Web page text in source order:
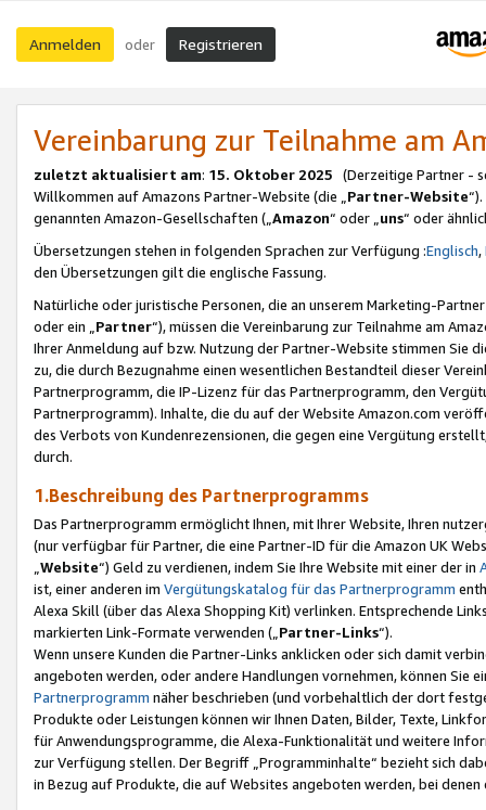
Anmelden oder Registrieren
Vereinbarung zur Teilnahme am
zuletzt aktualisiert am: 15. Oktober 2025 (Derzeitige Partner -
Willkommen auf Amazons Partner-Website (die „Partner-Website
genannten Amazon-Gesellschaften („Amazon“ oder „uns“ oder
Übersetzungen stehen in folgenden Sprachen zur Verfügung :Englisch,
den Übersetzungen gilt die englische Fassung.
Natürliche oder juristische Personen, die an unserem Marketing-
oder ein „Partner“), müssen die Vereinbarung zur Teilnahme am
Ihrer Anmeldung auf bzw. Nutzung der Partner-Website stimmen Sie
zu, die durch Bezugnahme einen wesentlichen Bestandteil dieser
Partnerprogramm, die IP-Lizenz für das Partnerprogramm, den
Partnerprogramm). Inhalte, die du auf der Website Amazon.com
des Verbots von Kundenrezensionen, die gegen eine Vergütung
durch.
1.Beschreibung des Partnerprogramms
Das Partnerprogramm ermöglicht Ihnen, mit Ihrer Website, Ihren
(nur verfügbar für Partner, die eine Partner-ID für die Amazon UK
Website“) Geld zu verdienen, indem Sie Ihre Website mit einer der in
ist, einer anderen im Vergütungskatalog für das Partnerprogramm
Alexa Skill (über das Alexa Shopping Kit) verlinken. Entsprechende
markierten Link-Formate verwenden („ Partner-Links“).
Wenn unsere Kunden die Partner-Links anklicken oder sich damit
angeboten werden, oder andere Handlungen vornehmen, können Sie
Partnerprogramm näher beschrieben (und vorbehaltlich der dort
Produkte oder Leistungen können wir Ihnen Daten, Bilder, Texte,
für Anwendungsprogramme, die Alexa-Funktionalität und weitere
zur Verfügung stellen. Der Begriff „Programminhalte“ bezieht sich
in Bezug auf Produkte, die auf Websites angeboten werden, bei